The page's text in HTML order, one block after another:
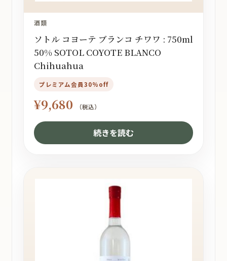
酒類
ソトル コヨーテ ブランコ チワワ : 750ml
50% SOTOL COYOTE BLANCO
Chihuahua
プレミアム会員30%off
¥9,680 （税込）
続きを読む